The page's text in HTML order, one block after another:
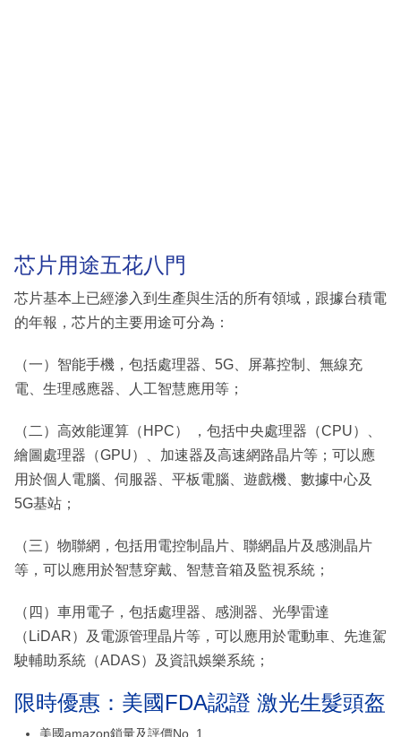
芯片用途五花八門
芯片基本上已經滲入到生產與生活的所有領域，跟據台積電
的年報，芯片的主要用途可分為：
（一）智能手機，包括處理器、5G、屏幕控制、無線充
電、生理感應器、人工智慧應用等；
（二）高效能運算（HPC） ，包括中央處理器（CPU）、
繪圖處理器（GPU）、加速器及高速網路晶片等；可以應
用於個人電腦、伺服器、平板電腦、遊戲機、數據中心及
5G基站；
（三）物聯網，包括用電控制晶片、聯網晶片及感測晶片
等，可以應用於智慧穿戴、智慧音箱及監視系統；
（四）車用電子，包括處理器、感測器、光學雷達
（LiDAR）及電源管理晶片等，可以應用於電動車、先進駕
駛輔助系統（ADAS）及資訊娛樂系統；
限時優惠：美國FDA認證 激光生髮頭盔
美國amazon鎖量及評價No. 1